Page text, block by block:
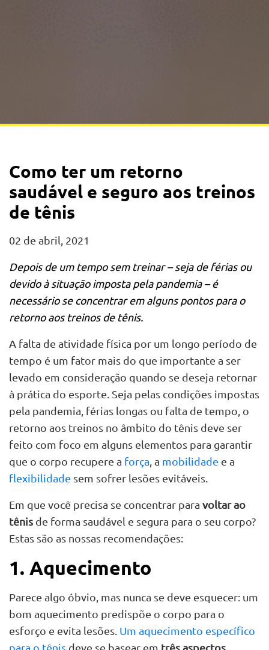
Como ter um retorno
saudável e seguro aos treinos
de tênis
02 de abril, 2021
Depois de um tempo sem treinar – seja de férias ou
devido à situação imposta pela pandemia – é
necessário se concentrar em alguns pontos para o
retorno aos treinos de tênis.
A falta de atividade física por um longo período de
tempo é um fator mais do que importante a ser
levado em consideração quando se deseja retornar
à prática do esporte. Seja pelas condições impostas
pela pandemia, férias longas ou falta de tempo, o
retorno aos treinos no âmbito do tênis deve ser
feito com foco em alguns elementos para garantir
que o corpo recupere a força , a mobilidade e a
flexibilidade sem sofrer lesões evitáveis.
Em que você precisa se concentrar para voltar ao
tênis de forma saudável e segura para o seu corpo?
Estas são as nossas recomendações:
1. Aquecimento
Parece algo óbvio, mas nunca se deve esquecer: um
bom aquecimento predispõe o corpo para o
esforço e evita lesões. Um aquecimento específico
para o tênis deve se basear em três aspectos